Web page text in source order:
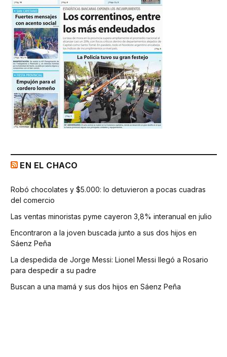
EN EL CHACO
Robó chocolates y $5.000: lo detuvieron a pocas cuadras
del comercio
Las ventas minoristas pyme cayeron 3,8% interanual en julio
Encontraron a la joven buscada junto a sus dos hijos en
Sáenz Peña
La despedida de Jorge Messi: Lionel Messi llegó a Rosario
para despedir a su padre
Buscan a una mamá y sus dos hijos en Sáenz Peña